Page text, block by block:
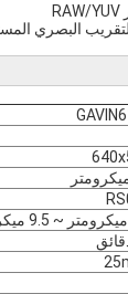
البصري